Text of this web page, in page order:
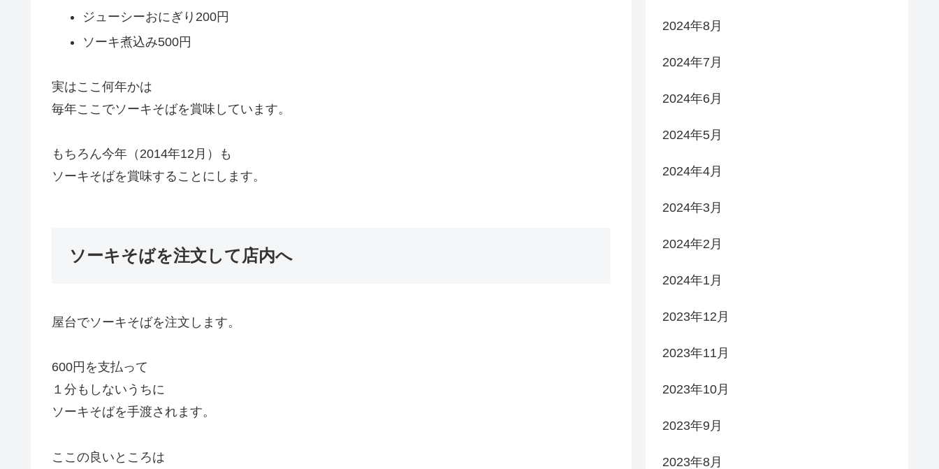
ジューシーおにぎり200円
ソーキ煮込み500円
実はここ何年かは
毎年ここでソーキそばを賞味しています。
もちろん今年（2014年12月）も
ソーキそばを賞味することにします。
ソーキそばを注文して店内へ
屋台でソーキそばを注文します。
600円を支払って
１分もしないうちに
ソーキそばを手渡されます。
ここの良いところは
2024年8月
2024年7月
2024年6月
2024年5月
2024年4月
2024年3月
2024年2月
2024年1月
2023年12月
2023年11月
2023年10月
2023年9月
2023年8月